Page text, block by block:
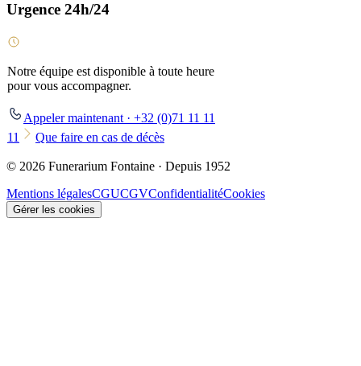
Urgence 24h/24
Notre équipe est disponible à toute heure
pour vous accompagner.
Appeler maintenant · +32 (0)71 11 11
11
Que faire en cas de décès
© 2026 Funerarium Fontaine · Depuis 1952
Mentions légalesCGUCGVConfidentialitéCookies
Gérer les cookies